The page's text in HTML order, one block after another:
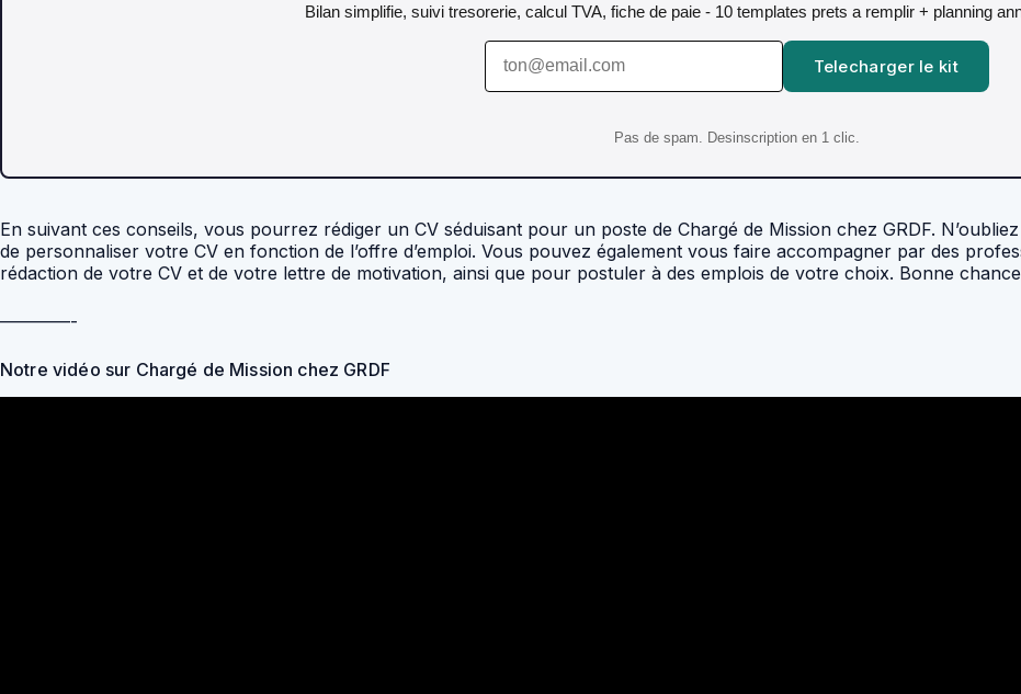
Bilan simplifie, suivi tresorerie, calcul TVA, fiche de paie - 10 templates prets a remplir + planning
Telecharger le kit
Pas de spam. Desinscription en 1 clic.
En suivant ces conseils, vous pourrez rédiger un CV séduisant pour un poste de Chargé de Mission chez GRDF.
de personnaliser votre CV en fonction de l’offre d’emploi. Vous pouvez également vous faire accompagner par des
rédaction de votre CV et de votre lettre de motivation, ainsi que pour postuler à des emplois de votre choix. Bonne
————-
Notre vidéo sur Chargé de Mission chez GRDF